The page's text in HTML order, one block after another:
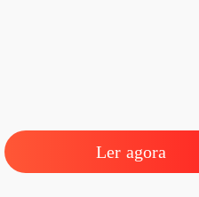
Ler agora
A